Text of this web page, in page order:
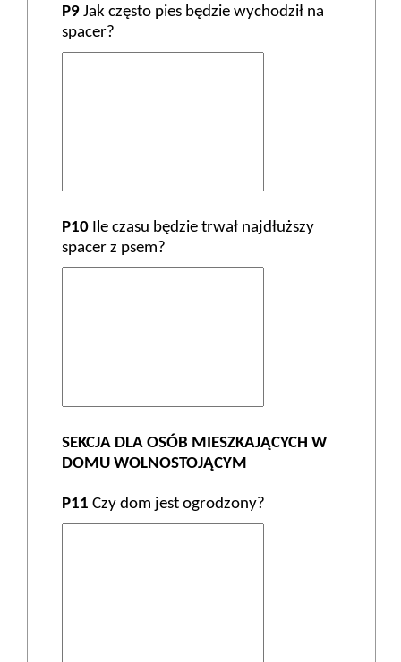
P9 Jak często pies będzie wychodził na
spacer?
P10 Ile czasu będzie trwał najdłuższy
spacer z psem?
SEKCJA DLA OSÓB MIESZKAJĄCYCH W
DOMU WOLNOSTOJĄCYM
P11 Czy dom jest ogrodzony?